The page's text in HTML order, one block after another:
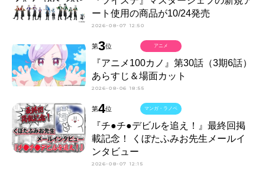
ート使用の商品が10/24発売
2026-08-07 12:50
第3位
『アニメ100カノ』第30話（3期6話）
あらすじ＆場面カット
2026-08-06 18:55
アニメ
第4位
『チ●チ●デビルを追え！』最終回掲
載記念！ くぼたふみお先生メールイ
ンタビュー
2026-08-07 12:15
マンガ・ラノベ